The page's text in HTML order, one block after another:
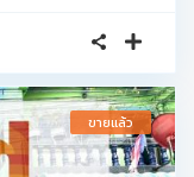
ขายแล้ว